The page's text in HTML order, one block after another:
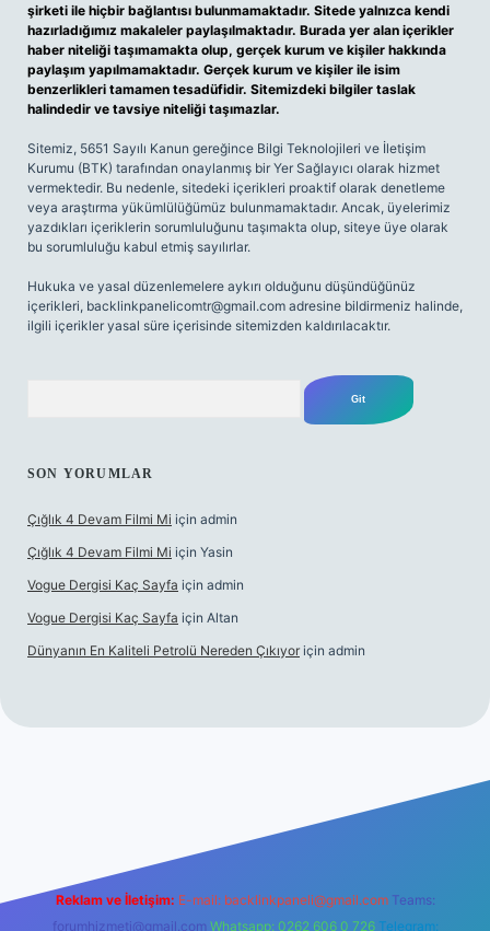
şirketi ile hiçbir bağlantısı bulunmamaktadır. Sitede yalnızca kendi
hazırladığımız makaleler paylaşılmaktadır. Burada yer alan içerikler
haber niteliği taşımamakta olup, gerçek kurum ve kişiler hakkında
paylaşım yapılmamaktadır. Gerçek kurum ve kişiler ile isim
benzerlikleri tamamen tesadüfidir. Sitemizdeki bilgiler taslak
halindedir ve tavsiye niteliği taşımazlar.
Sitemiz, 5651 Sayılı Kanun gereğince Bilgi Teknolojileri ve İletişim
Kurumu (BTK) tarafından onaylanmış bir Yer Sağlayıcı olarak hizmet
vermektedir. Bu nedenle, sitedeki içerikleri proaktif olarak denetleme
veya araştırma yükümlülüğümüz bulunmamaktadır. Ancak, üyelerimiz
yazdıkları içeriklerin sorumluluğunu taşımakta olup, siteye üye olarak
bu sorumluluğu kabul etmiş sayılırlar.
Hukuka ve yasal düzenlemelere aykırı olduğunu düşündüğünüz
içerikleri, backlinkpanelicomtr@gmail.com adresine bildirmeniz halinde,
ilgili içerikler yasal süre içerisinde sitemizden kaldırılacaktır.
SON YORUMLAR
Çığlık 4 Devam Filmi Mi için admin
Çığlık 4 Devam Filmi Mi için Yasin
Vogue Dergisi Kaç Sayfa için admin
Vogue Dergisi Kaç Sayfa için Altan
Dünyanın En Kaliteli Petrolü Nereden Çıkıyor için admin
Reklam ve İletişim: E-mail: backlinkpaneli@gmail.com Teams:
forumhizmeti@gmail.com Whatsapp: 0262 606 0 726 Telegram: